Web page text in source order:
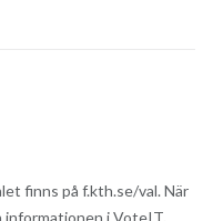
finns på f.kth.se/val. När
informationen i VoteIT.